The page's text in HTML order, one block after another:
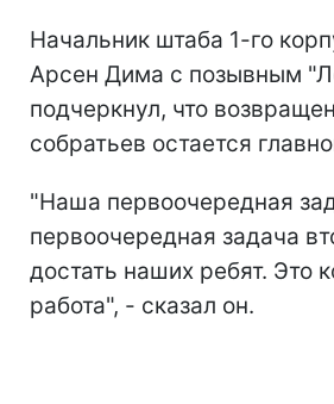
Начальник штаба 1-го
Арсен Дима с позывным
подчеркнул, что
собратьев остается
"Наша первоочередная
первоочередная задача
достать наших ребят. Это
работа", - сказал он.